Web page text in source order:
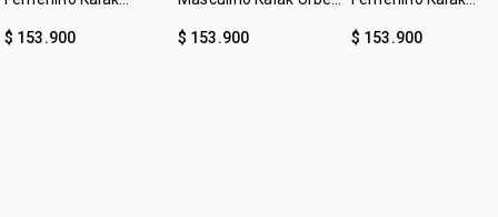
$ 153.900
$ 153.900
$ 153.900